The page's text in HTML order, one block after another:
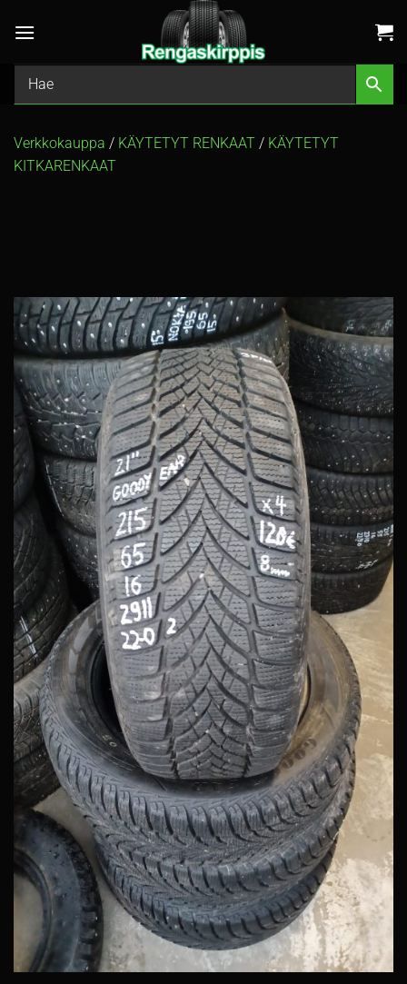
Verkkokauppa / KÄYTETYT RENKAAT / KÄYTETYT
KITKARENKAAT